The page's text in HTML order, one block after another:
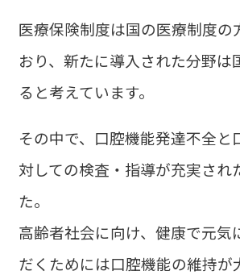
医療保険制度は国の医療制度の
おり、新たに導入された分野は
ると考えています。
その中で、口腔機能発達不全と
対しての検査・指導が充実され
た。
高齢者社会に向け、健康で元気
だくためには口腔機能の維持が